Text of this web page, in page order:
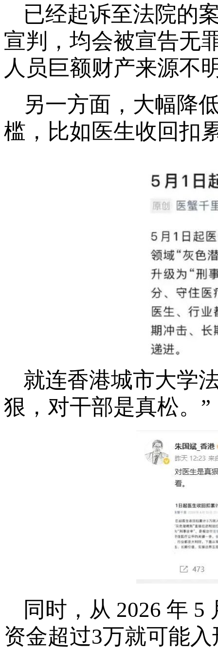
已经起诉至法院的
宣判，均会被宣告无
人员巨额财产来源不
另一方面，大幅降
槛，比如医生收回扣
就连香港城市大学
狠，对干部是真松。
同时，从 2026 年
资金超过3万就可能